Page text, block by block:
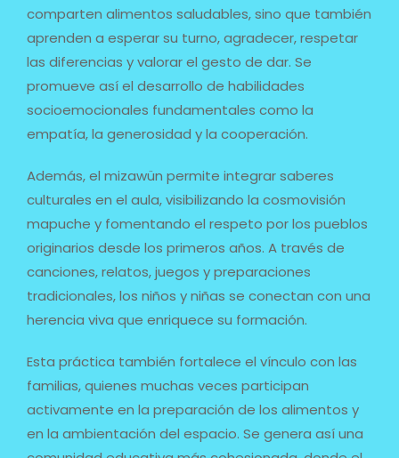
comparten alimentos saludables, sino que también
aprenden a esperar su turno, agradecer, respetar
las diferencias y valorar el gesto de dar. Se
promueve así el desarrollo de habilidades
socioemocionales fundamentales como la
empatía, la generosidad y la cooperación.
Además, el mizawün permite integrar saberes
culturales en el aula, visibilizando la cosmovisión
mapuche y fomentando el respeto por los pueblos
originarios desde los primeros años. A través de
canciones, relatos, juegos y preparaciones
tradicionales, los niños y niñas se conectan con una
herencia viva que enriquece su formación.
Esta práctica también fortalece el vínculo con las
familias, quienes muchas veces participan
activamente en la preparación de los alimentos y
en la ambientación del espacio. Se genera así una